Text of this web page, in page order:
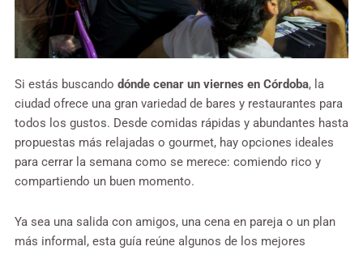
Si estás buscando dónde cenar un viernes en Córdoba, la
ciudad ofrece una gran variedad de bares y restaurantes para
todos los gustos. Desde comidas rápidas y abundantes hasta
propuestas más relajadas o gourmet, hay opciones ideales
para cerrar la semana como se merece: comiendo rico y
compartiendo un buen momento.
Ya sea una salida con amigos, una cena en pareja o un plan
más informal, esta guía reúne algunos de los mejores